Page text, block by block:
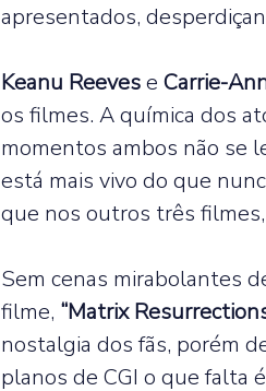
apresentados,
Keanu Reeves e Carrie-
os filmes. A química dos
momentos ambos não se
está mais vivo do que
que nos outros três
Sem cenas mirabolantes
filme, “Matrix
nostalgia dos fãs, porém
planos de CGI o que falta